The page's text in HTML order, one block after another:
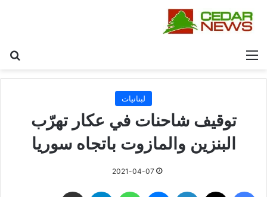
القائمة
لبنانيات
توقيف شاحنات في عكار تهرّب
البنزين والمازوت باتجاه سوريا
2021-04-07
فيسبوك لينكدإن ماسنجر واتساب تيلقرام